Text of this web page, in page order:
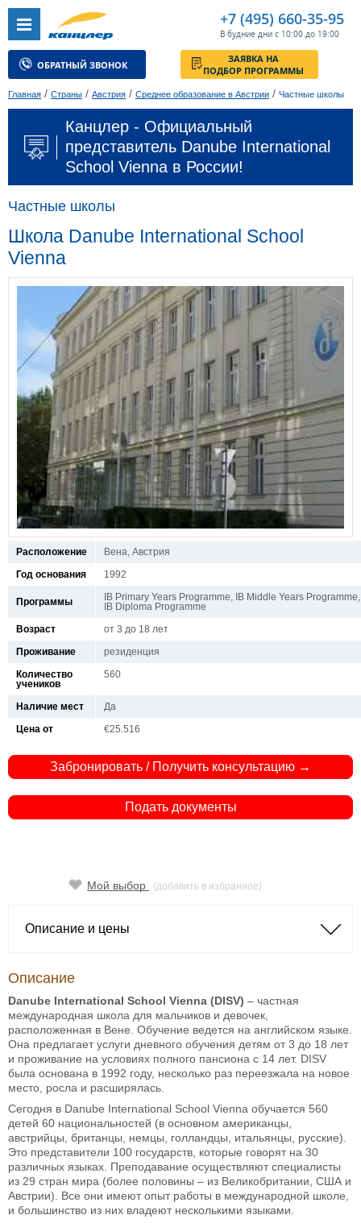
+7 (495) 660-35-95
В будние дни с 10:00 до 19:00
ОБРАТНЫЙ ЗВОНОК
ЗАЯВКА НА
ПОДБОР ПРОГРАММЫ
Главная / Страны / Австрия / Среднее образование в Австрии / Частные школы
Канцлер - Официальный
представитель Danube International
School Vienna в России!
Частные школы
Школа Danube International School
Vienna
Расположение
Вена, Австрия
Год основания
1992
Программы
IB Primary Years Programme, IB Middle Years Programme,
IB Diploma Programme
Возраст
от 3 до 18 лет
Проживание
резиденция
Количество
учеников
560
Наличие мест
Да
Цена от
€25.516
Забронировать / Получить консультацию →
Подать документы
Мой выбор (добавить в избранное)
Описание и цены
Описание
Danube International School Vienna (DISV) – частная
международная школа для мальчиков и девочек,
расположенная в Вене. Обучение ведется на английском языке.
Она предлагает услуги дневного обучения детям от 3 до 18 лет
и проживание на условиях полного пансиона с 14 лет. DISV
была основана в 1992 году, несколько раз переезжала на новое
место, росла и расширялась.
Сегодня в Danube International School Vienna обучается 560
детей 60 национальностей (в основном американцы,
австрийцы, британцы, немцы, голландцы, итальянцы, русские).
Это представители 100 государств, которые говорят на 30
различных языках. Преподавание осуществляют специалисты
из 29 стран мира (более половины – из Великобритании, США и
Австрии). Все они имеют опыт работы в международной школе,
и большинство из них владеют несколькими языками.